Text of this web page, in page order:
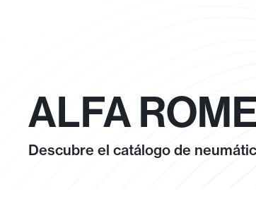
ALFA
Descubre el catálogo de